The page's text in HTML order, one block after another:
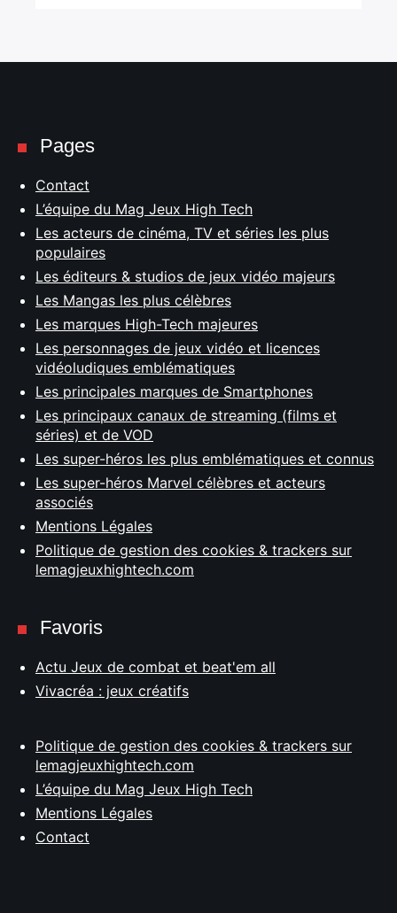
Pages
Contact
L’équipe du Mag Jeux High Tech
Les acteurs de cinéma, TV et séries les plus
populaires
Les éditeurs & studios de jeux vidéo majeurs
Les Mangas les plus célèbres
Les marques High-Tech majeures
Les personnages de jeux vidéo et licences
vidéoludiques emblématiques
Les principales marques de Smartphones
Les principaux canaux de streaming (films et
séries) et de VOD
Les super-héros les plus emblématiques et connus
Les super-héros Marvel célèbres et acteurs
associés
Mentions Légales
Politique de gestion des cookies & trackers sur
lemagjeuxhightech.com
Favoris
Actu Jeux de combat et beat'em all
Vivacréa : jeux créatifs
Politique de gestion des cookies & trackers sur
lemagjeuxhightech.com
L’équipe du Mag Jeux High Tech
Mentions Légales
Contact